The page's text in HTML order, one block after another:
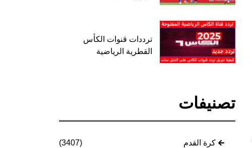
ترددات قنوات الكأس
القطرية الرياضية
تصنيفات
كرة القدم (3407)